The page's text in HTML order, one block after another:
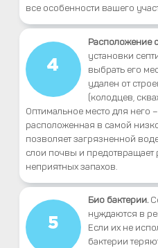
все особенности вашего
4
Расположение
установки
выбрать его
удален от
(колодцев,
Оптимальное место для него –
расположенная в самой
позволяет загрязненной
слои почвы и предотвращает
неприятных запахов.
5
Био бактерии.
нуждаются в
Если их не
бактерии